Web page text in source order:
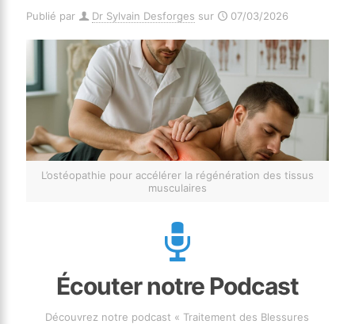
Publié par Dr Sylvain Desforges sur 07/03/2026
L’ostéopathie pour accélérer la régénération des tissus
musculaires
Écouter notre Podcast
Découvrez notre podcast « Traitement des Blessures